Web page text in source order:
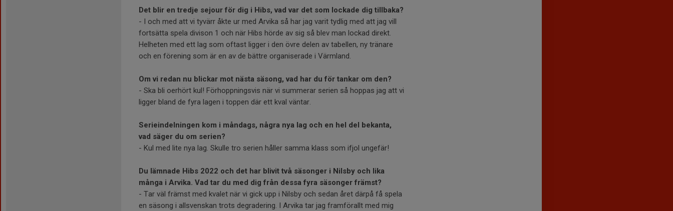
Det blir en tredje sejour för dig i Hibs, vad var det som lockade dig tillbaka?
- I och med att vi tyvärr åkte ur med Arvika så har jag varit tydlig med att jag vill
fortsätta spela divison 1 och när Hibs hörde av sig så blev man lockad direkt.
Helheten med ett lag som oftast ligger i den övre delen av tabellen, ny tränare
och en förening som är en av de bättre organiserade i Värmland.
Om vi redan nu blickar mot nästa säsong, vad har du för tankar om den?
- Ska bli oerhört kul! Förhoppningsvis när vi summerar serien så hoppas jag att vi
ligger bland de fyra lagen i toppen där ett kval väntar.
Serieindelningen kom i måndags, några nya lag och en hel del bekanta,
vad säger du om serien?
- Kul med lite nya lag. Skulle tro serien håller samma klass som ifjol ungefär!
Du lämnade Hibs 2022 och det har blivit två säsonger i Nilsby och lika
många i Arvika. Vad tar du med dig från dessa fyra säsonger främst?
- Tar väl främst med kvalet när vi gick upp i Nilsby och sedan året därpå få spela
en säsong i allsvenskan trots degradering. I Arvika tar jag framförallt med mig